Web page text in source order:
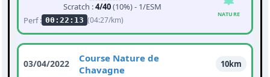
Scratch :4/40(10%) - 1/ESM
Perf : 00:22:13 (04:27/km)
NATURE
03/04/2022
Course Nature de
Chavagne
10km